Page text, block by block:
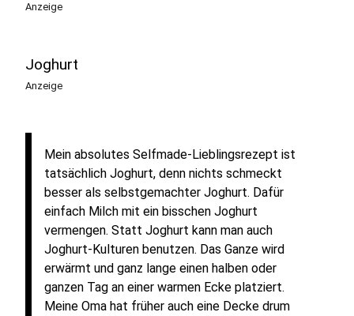
Anzeige
Joghurt
Anzeige
Mein absolutes Selfmade-Lieblingsrezept ist
tatsächlich Joghurt, denn nichts schmeckt
besser als selbstgemachter Joghurt. Dafür
einfach Milch mit ein bisschen Joghurt
vermengen. Statt Joghurt kann man auch
Joghurt-Kulturen benutzen. Das Ganze wird
erwärmt und ganz lange einen halben oder
ganzen Tag an einer warmen Ecke platziert.
Meine Oma hat früher auch eine Decke drum